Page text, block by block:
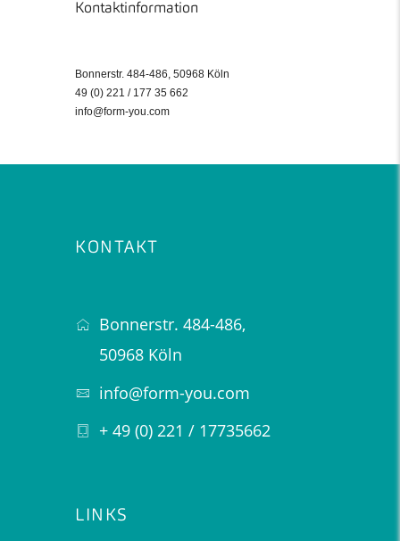
Kontaktinformation
Bonnerstr. 484-486, 50968 Köln
49 (0) 221 / 177 35 662
info@form-you.com
KONTAKT
Bonnerstr. 484-486,
50968 Köln
info@form-you.com
+ 49 (0) 221 / 17735662
LINKS